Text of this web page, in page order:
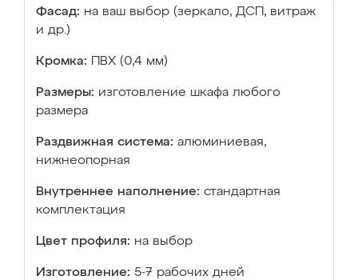
Фасад: на ваш выбор (зеркало, ДСП, витраж
и др.)
Кромка: ПВХ (0,4 мм)
Размеры: изготовление шкафа любого
размера
Раздвижная система: алюминиевая,
нижнеопорная
Внутреннее наполнение: стандартная
комплектация
Цвет профиля: на выбор
Изготовление: 5-7 рабочих дней